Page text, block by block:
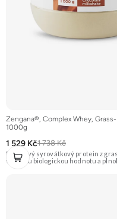
Zengana®, Complex Whey,
1000g
1 529 Kč1 738 Kč
Prémiový syrovátkový protein z
vysokou biologickou hodnotu a